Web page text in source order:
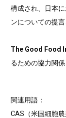
構成され、日本
ンについての提
The Good Food
るための協力関
関連用語：
CAS（米国細胞